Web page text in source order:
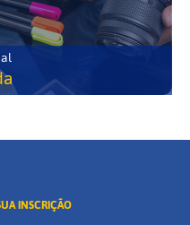
INSCRIÇÃO